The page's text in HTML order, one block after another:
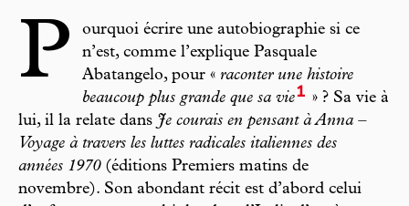
P
ourquoi écrire une autobiographie si ce
n’est, comme l’explique Pasquale
Abatangelo, pour « raconter une histoire
beaucoup plus grande que sa vie1 » ? Sa vie à
lui, il la relate dans Je courais en pensant à Anna –
Voyage à travers les luttes radicales italiennes des
années 1970(éditions Premiers matins de
novembre). Son abondant récit est d’abord celui